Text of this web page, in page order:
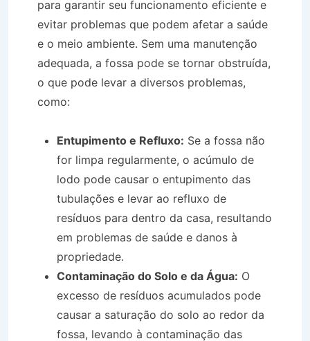
para garantir seu funcionamento eficiente e
evitar problemas que podem afetar a saúde
e o meio ambiente. Sem uma manutenção
adequada, a fossa pode se tornar obstruída,
o que pode levar a diversos problemas,
como:
Entupimento e Refluxo: Se a fossa não
for limpa regularmente, o acúmulo de
lodo pode causar o entupimento das
tubulações e levar ao refluxo de
resíduos para dentro da casa, resultando
em problemas de saúde e danos à
propriedade.
Contaminação do Solo e da Água: O
excesso de resíduos acumulados pode
causar a saturação do solo ao redor da
fossa, levando à contaminação das